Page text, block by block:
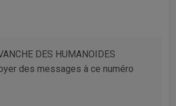
DES HUMANOIDES
des messages à ce numéro